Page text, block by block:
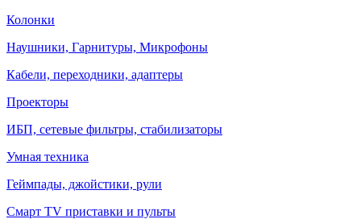
Колонки
Наушники, Гарнитуры, Микрофоны
Кабели, переходники, адаптеры
Проекторы
ИБП, сетевые фильтры, стабилизаторы
Умная техника
Геймпады, джойстики, рули
Смарт TV приставки и пульты